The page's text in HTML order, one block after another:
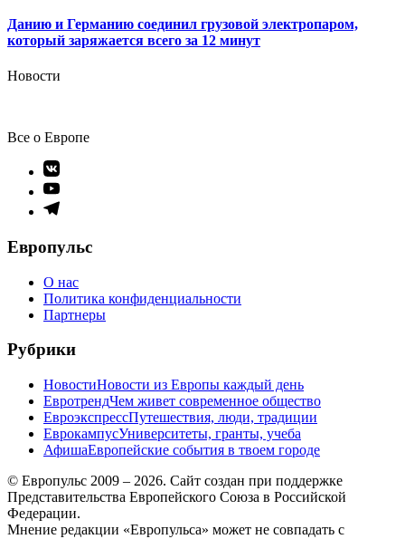
Данию и Германию соединил грузовой электропаром,
который заряжается всего за 12 минут
Новости
Все о Европе
Элемент
меню
Элемент
меню
Элемент
Европульс
О нас
Политика конфиденциальности
Партнеры
Рубрики
НовостиНовости из Европы каждый день
ЕвротрендЧем живет современное общество
ЕвроэкспрессПутешествия, люди, традиции
ЕврокампусУниверситеты, гранты, учеба
АфишаЕвропейские события в твоем городе
© Европульс 2009 – 2026. Сайт создан при поддержке
Представительства Европейского Союза в Российской
Федерации.
Мнение редакции «Европульса» может не совпадать с